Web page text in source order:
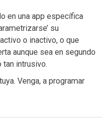
en una app específica
su
o inactivo, o que
aunque sea en segundo
tan intrusivo.
Venga, a programar